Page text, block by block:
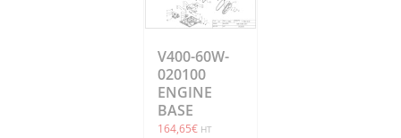
V400-60W-
020100
ENGINE
BASE
164,65€ HT